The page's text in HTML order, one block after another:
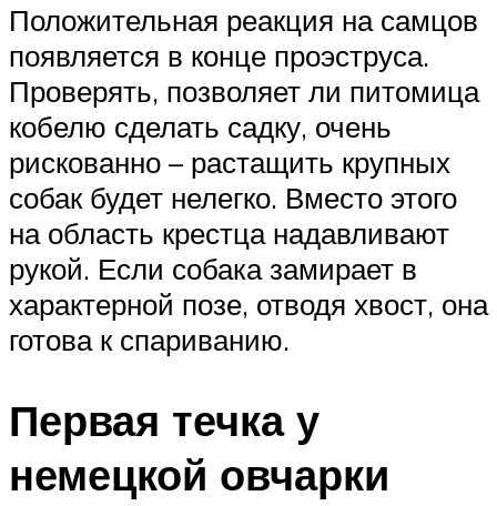
Положительная реакция на самцов
появляется в конце проэструса.
Проверять, позволяет ли питомица
кобелю сделать садку, очень
рискованно – растащить крупных
собак будет нелегко. Вместо этого
на область крестца надавливают
рукой. Если собака замирает в
характерной позе, отводя хвост, она
готова к спариванию.
Первая течка у
немецкой овчарки